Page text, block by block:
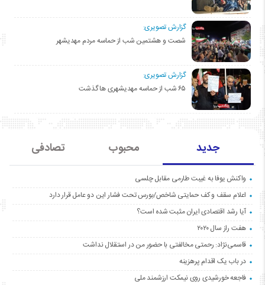
گزارش تصویری:
شصت و هشتمین شب از حماسه مردم مهدیشهر
گزارش تصویری:
۶۵ شب از حماسه مهدیشهری ها گذشت
جدید محبوب تصادفی
واکنش یوفا به غیبت طارمی مقابل چلسی
اعلام سقف و کف حمایتی شاخص/بورس تحت فشار این دو عامل قرار دارد
آیا رشد اقتصادی ایران مثبت شده است؟
هفت راز سال ۲۰۲۰
قاسمی‌نژاد: رحمتی مخالفتی با حضور من در استقلال نداشت
در باب یک اقدام پرهزینه
فاجعه خورشیدی روی نیمکت ارزشمند ملی